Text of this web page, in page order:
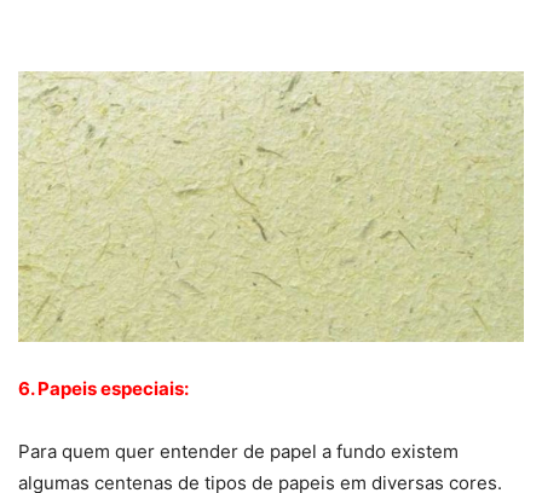
6. Papeis especiais:
Para quem quer entender de papel a fundo existem
algumas centenas de tipos de papeis em diversas cores.